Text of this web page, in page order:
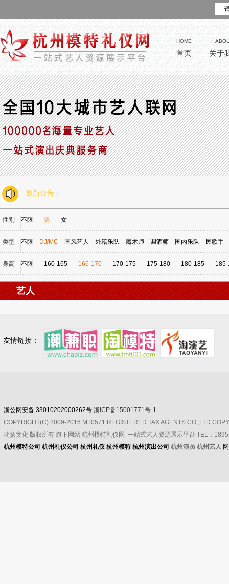
HOME
首页 关于
最新公告：
性别 不限 男 女
类型 不限 DJ/MC 国风艺人 外籍乐队 魔术师 调酒师 国内乐队 民歌手
身高 不限 160-165 166-170 170-175 175-180 180-185
艺人
友情链接：
浙公网安备 33010202000262号 浙ICP备15001771号-1
COPYRIGHT(C) 2009-2016 MT0571 REGISTERED TAX AGENTS CO.,LTD
动扬文化 版权所有 旗下网站 杭州模特礼仪网 一站式艺人资源展示平台 TEL：
杭州模特公司 杭州礼仪公司 杭州礼仪 杭州模特 杭州演出公司 杭州演员 杭州艺人